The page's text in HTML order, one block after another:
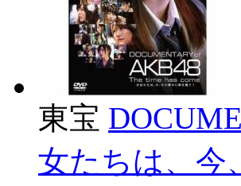
東宝
女たちは、今